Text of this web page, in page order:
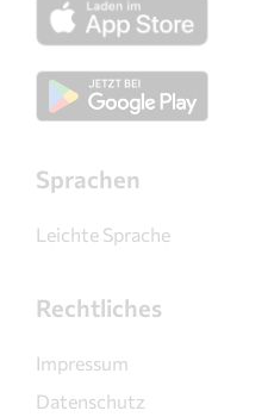
Sprachen
Leichte Sprache
Rechtliches
Impressum
Datenschutz